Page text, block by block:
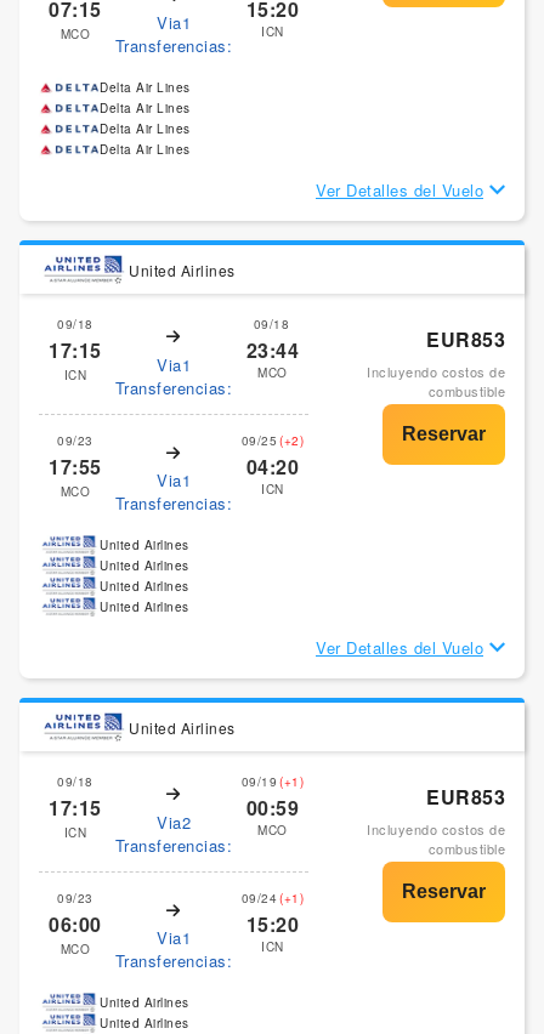
07:15
MCO
Via1
Transferencias:
15:20
ICN
Delta Air Lines
Delta Air Lines
Delta Air Lines
Delta Air Lines
Ver Detalles del Vuelo
United Airlines
09/18
17:15
ICN
Via1
Transferencias:
09/18
23:44
MCO
09/23
17:55
MCO
Via1
Transferencias:
09/25 (+2)
04:20
ICN
EUR853
Incluyendo costos de
combustible
United Airlines
United Airlines
United Airlines
United Airlines
Ver Detalles del Vuelo
United Airlines
09/18
17:15
ICN
Via2
Transferencias:
09/19 (+1)
00:59
MCO
09/23
06:00
MCO
Via1
Transferencias:
09/24(+1)
15:20
ICN
EUR853
Incluyendo costos de
combustible
United Airlines
United Airlines